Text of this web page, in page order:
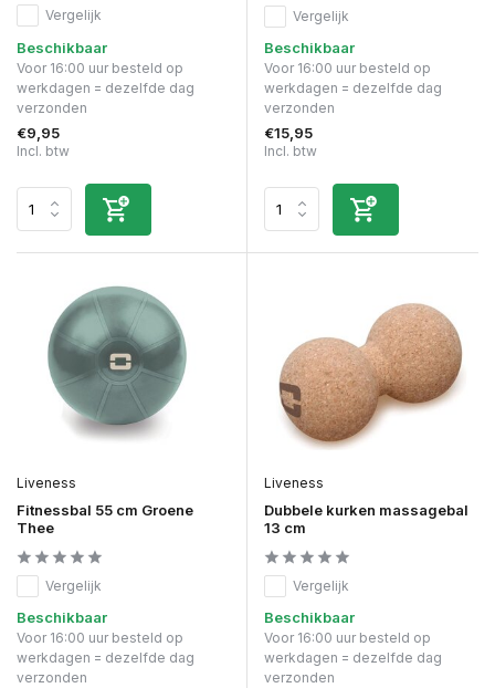
Vergelijk
Beschikbaar
Voor 16:00 uur besteld op
werkdagen = dezelfde dag
verzonden
€9,95
Incl. btw
Vergelijk
Beschikbaar
Voor 16:00 uur besteld op
werkdagen = dezelfde dag
verzonden
€15,95
Incl. btw
Liveness
Fitnessbal 55 cm Groene
Thee
Vergelijk
Beschikbaar
Voor 16:00 uur besteld op
werkdagen = dezelfde dag
verzonden
Liveness
Dubbele kurken massagebal
13 cm
Vergelijk
Beschikbaar
Voor 16:00 uur besteld op
werkdagen = dezelfde dag
verzonden